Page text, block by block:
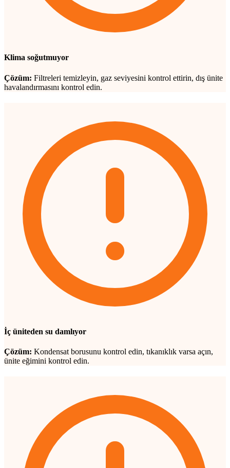
Klima soğutmuyor
Çözüm: Filtreleri temizleyin, gaz seviyesini kontrol ettirin, dış ünite
havalandırmasını kontrol edin.
İç üniteden su damlıyor
Çözüm: Kondensat borusunu kontrol edin, tıkanıklık varsa açın,
ünite eğimini kontrol edin.